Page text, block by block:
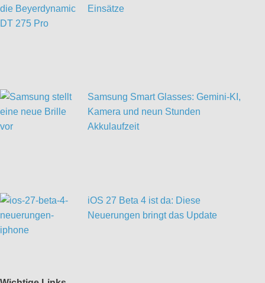
Einsätze
Samsung Smart Glasses: Gemini-KI,
Kamera und neun Stunden
Akkulaufzeit
iOS 27 Beta 4 ist da: Diese
Neuerungen bringt das Update